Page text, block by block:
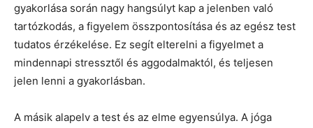
gyakorlása során nagy hangsúlyt kap a jelenben való
tartózkodás, a figyelem összpontosítása és az egész test
tudatos érzékelése. Ez segít elterelni a figyelmet a
mindennapi stressztől és aggodalmaktól, és teljesen
jelen lenni a gyakorlásban.
A másik alapelv a test és az elme egyensúlya. A jóga